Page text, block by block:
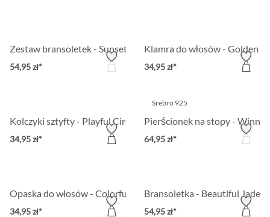
Zestaw bransoletek - Sunset Beads
54,95 zł*
Klamra do włosów - Golden
34,95 zł*
Kolczyki sztyfty - Playful Circle
34,95 zł*
Srebro 925
Pierścionek na stopy -
64,95 zł*
Opaska do włosów - Colorful Twist
34,95 zł*
Bransoletka - Beautiful Jade
54,95 zł*